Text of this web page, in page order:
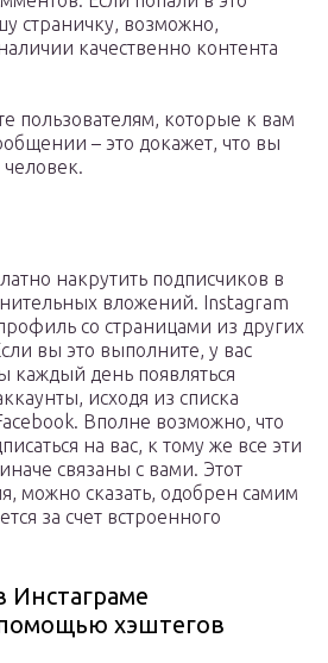
страничку, возможно,
качественно контента
пользователям, которые к вам
– это докажет, что вы
накрутить подписчиков в
вложений. Instagram
со страницами из других
вы это выполните, у вас
каждый день появляться
исходя из списка
Вполне возможно, что
на вас, к тому же все эти
связаны с вами. Этот
можно сказать, одобрен самим
за счет встроенного
Инстаграме
хэштегов